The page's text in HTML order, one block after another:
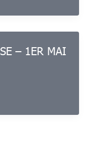
– 1ER MAI